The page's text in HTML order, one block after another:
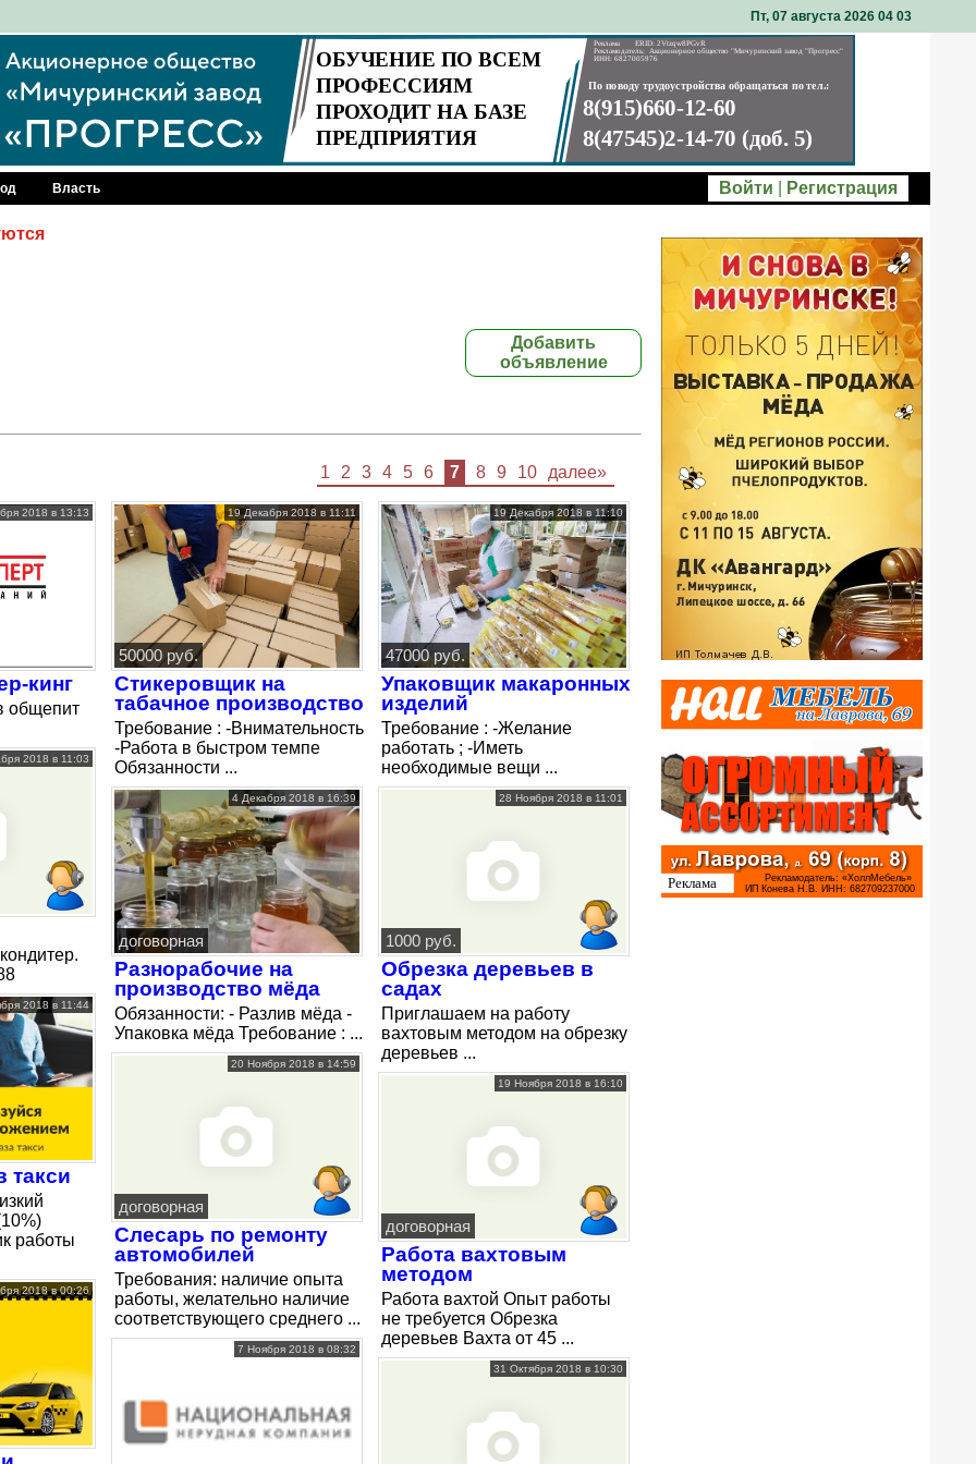
Пт, 07 августа 2026 04 03
Власть Войти Регистрация
Добавить
объявление
1 2 3 4 5 6 7 8 9 10 далее»
2018 в 13:13
кинг
общепит
2018 в 11:03
2018 в 11:44
такси
работы
2018 в 00:26
19 Декабря 2018 в 11:11
50000 руб.
Стикеровщик на
табачное производство
Требование : -Внимательность
-Работа в быстром темпе
Обязанности ...
4 Декабря 2018 в 16:39
договорная
Разнорабочие на
производство мёда
Обязанности: - Разлив мёда -
Упаковка мёда Требование : ...
20 Ноября 2018 в 14:59
договорная
Слесарь по ремонту
автомобилей
Требования: наличие опыта
работы, желательно наличие
соответствующего среднего ...
7 Ноября 2018 в 08:32
19 Декабря 2018 в 11:10
47000 руб.
Упаковщик макаронных
изделий
Требование : -Желание
работать ; -Иметь
необходимые вещи ...
28 Ноября 2018 в 11:01
1000 руб.
Обрезка деревьев в
садах
Приглашаем на работу
вахтовым методом на обрезку
деревьев ...
19 Ноября 2018 в 16:10
договорная
Работа вахтовым
методом
Работа вахтой Опыт работы
не требуется Обрезка
деревьев Вахта от 45 ...
31 Октября 2018 в 10:30